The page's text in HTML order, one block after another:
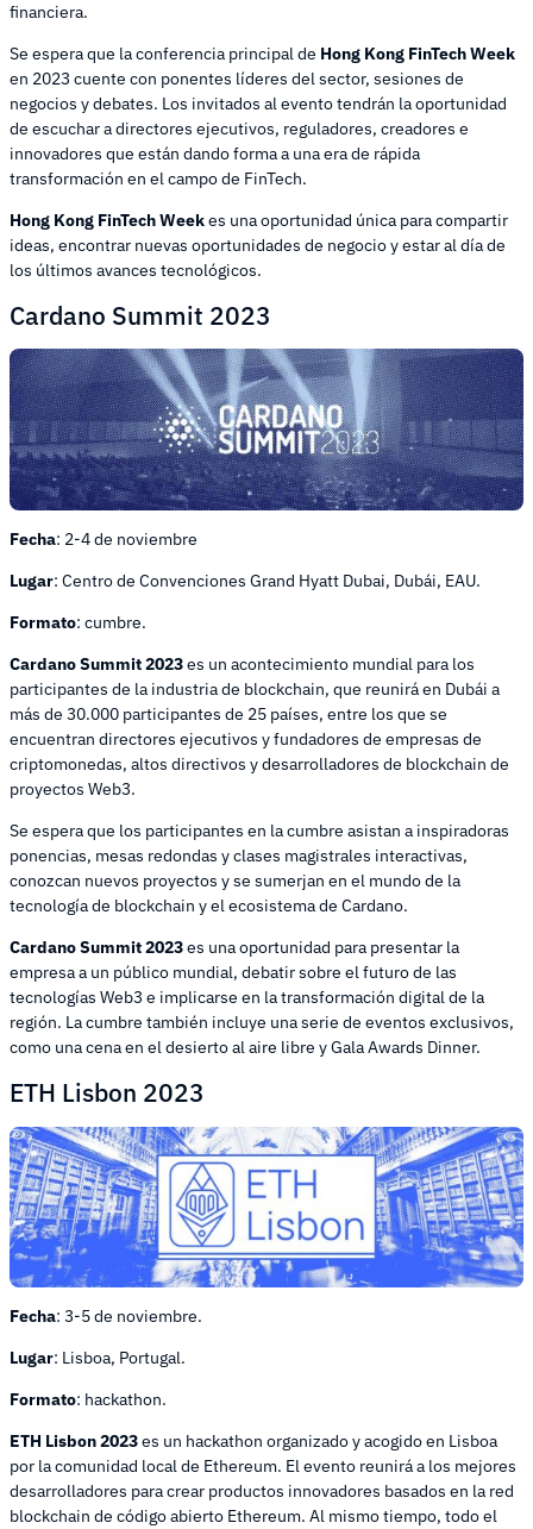
financiera.
Se espera que la conferencia principal de Hong Kong FinTech Week
en 2023 cuente con ponentes líderes del sector, sesiones de
negocios y debates. Los invitados al evento tendrán la oportunidad
de escuchar a directores ejecutivos, reguladores, creadores e
innovadores que están dando forma a una era de rápida
transformación en el campo de FinTech.
Hong Kong FinTech Weekes una oportunidad única para compartir
ideas, encontrar nuevas oportunidades de negocio y estar al día de
los últimos avances tecnológicos.
Cardano Summit 2023
Fecha: 2-4 de noviembre
Lugar: Centro de Convenciones Grand Hyatt Dubai, Dubái, EAU.
Formato: cumbre.
Cardano Summit 2023es un acontecimiento mundial para los
participantes de la industria de blockchain, que reunirá en Dubái a
más de 30.000 participantes de 25 países, entre los que se
encuentran directores ejecutivos y fundadores de empresas de
criptomonedas, altos directivos y desarrolladores de blockchain de
proyectos Web3.
Se espera que los participantes en la cumbre asistan a inspiradoras
ponencias, mesas redondas y clases magistrales interactivas,
conozcan nuevos proyectos y se sumerjan en el mundo de la
tecnología de blockchain y el ecosistema de Cardano.
Cardano Summit 2023es una oportunidad para presentar la
empresa a un público mundial, debatir sobre el futuro de las
tecnologías Web3 e implicarse en la transformación digital de la
región. La cumbre también incluye una serie de eventos exclusivos,
como una cena en el desierto al aire libre y Gala Awards Dinner.
ETH Lisbon 2023
Fecha: 3-5 de noviembre.
Lugar: Lisboa, Portugal.
Formato: hackathon.
ETH Lisbon 2023es un hackathon organizado y acogido en Lisboa
por la comunidad local de Ethereum. El evento reunirá a los mejores
desarrolladores para crear productos innovadores basados en la red
blockchain de código abierto Ethereum. Al mismo tiempo, todo el